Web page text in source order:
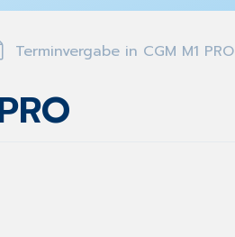
Terminvergabe in CGM M1 PRO